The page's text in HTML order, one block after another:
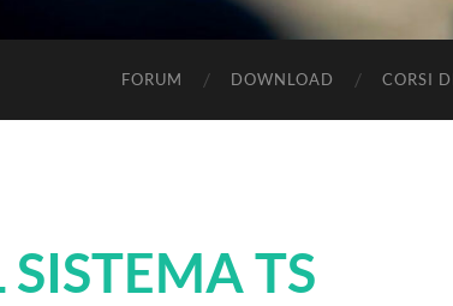
FORUM DOWNLOAD CORSI
TS